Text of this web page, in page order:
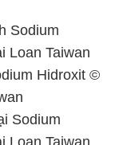
11h – Buổi
chiều: từ